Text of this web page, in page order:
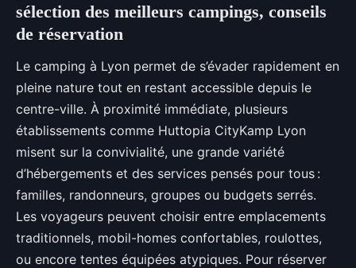
sélection des meilleurs campings, conseils
de réservation
Le camping à Lyon permet de s’évader rapidement en
pleine nature tout en restant accessible depuis le
centre-ville. À proximité immédiate, plusieurs
établissements comme Huttopia CityKamp Lyon
misent sur la convivialité, une grande variété
d’hébergements et des services pensés pour tous :
familles, randonneurs, groupes ou budgets serrés.
Les voyageurs peuvent choisir entre emplacements
traditionnels, mobil-homes confortables, roulottes,
ou encore tentes équipées atypiques. Pour réserver